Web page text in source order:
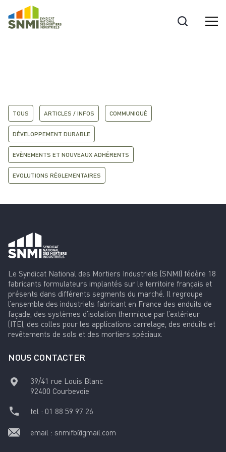
TOUS ARTICLES / INFOS COMMUNIQUÉ
DÉVELOPPEMENT DURABLE
EVÈNEMENTS ET NOUVEAUX ADHÉRENTS
EVOLUTIONS RÉGLEMENTAIRES
Le Syndicat National des Mortiers Industriels (SNMI) fédère 18
fabricants formulateurs implantés sur le territoire français et
présents dans différents segments du marché. Il regroupe
l’ensemble des industriels fabricant en France des enduits de
façade, des systèmes d’isolation thermique par l’extérieur
(ITE), des colles pour les applications carrelage, des enduits et
revêtements de sols et des mortiers spéciaux.
NOUS CONTACTER
39/41 rue Louis Blanc
92400 Courbevoie
tel : 01 88 59 97 26
email : snmifb@gmail.com
Cookies management panel